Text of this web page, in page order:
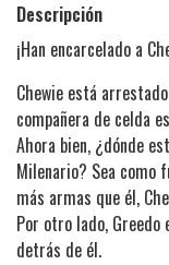
Descripción
¡Han encarcelado a
Chewie está
compañera de celda
Ahora bien, ¿dónde
Milenario? Sea como
más armas que él,
Por otro lado, Greedo
detrás de él.